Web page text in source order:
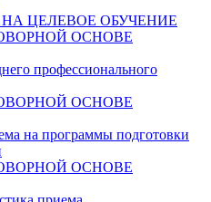
ЦЕЛЕВОЕ ОБУЧЕНИЕ
ОСНОВЕ
профессионального
ОСНОВЕ
на программы подготовки
ОСНОВЕ